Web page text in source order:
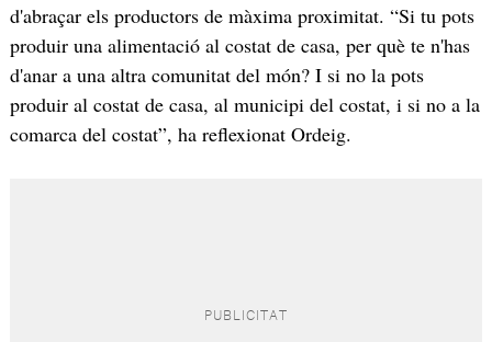
d'abraçar els productors de màxima proximitat. “Si tu pots
produir una alimentació al costat de casa, per què te n'has
d'anar a una altra comunitat del món? I si no la pots
produir al costat de casa, al municipi del costat, i si no a la
comarca del costat”, ha reflexionat Ordeig.